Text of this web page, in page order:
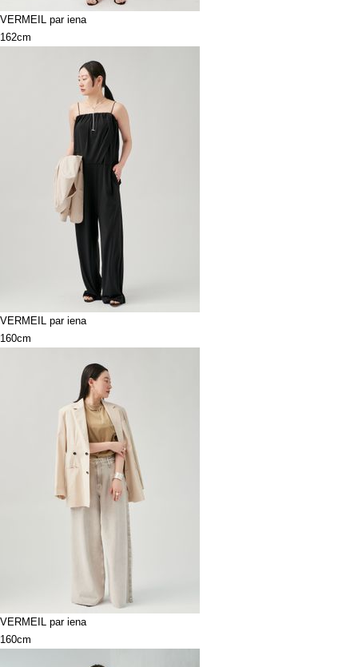
VERMEIL par iena
162cm
VERMEIL par iena
160cm
VERMEIL par iena
160cm